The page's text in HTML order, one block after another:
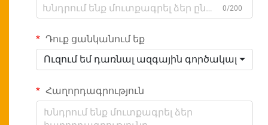
0/200
Դուք ցանկանում եք
Ուզում եմ դառնալ ազգային գործակալ
Հաղորդագրություն